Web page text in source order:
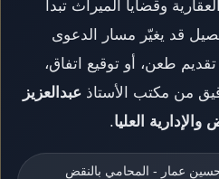
وقضايا الميراث تبدأ
قد يغيّر مسار الدعوى
طعن، أو توقيع اتفاق،
من مكتب الأستاذ عبدالعزيز
العليا.
عمار - المحامي بالنقض